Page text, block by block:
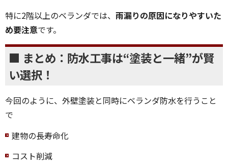
特に2階以上のベランダでは、 雨漏りの原因になりやすいた
め要注意です。
■ まとめ：防水工事は“塗装と一緒”が賢
い選択！
今回のように、外壁塗装と同時にベランダ防水を行うこと
で
建物の長寿命化
コスト削減